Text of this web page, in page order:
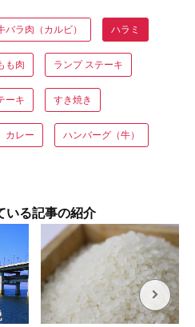
バラ肉（カルビ） ハラミ
も肉 ランプ ステーキ
ーキ すき焼き
カレー ハンバーグ（牛）
いる記事の紹介